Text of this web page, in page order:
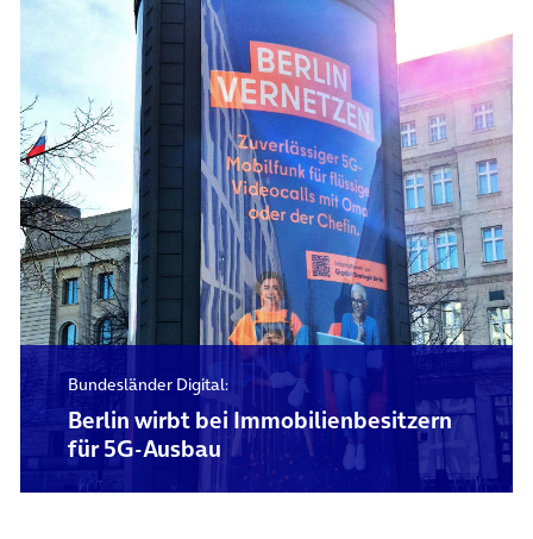
Bundesländer Digital:
Berlin wirbt bei Immobilienbesitzern
für 5G-Ausbau